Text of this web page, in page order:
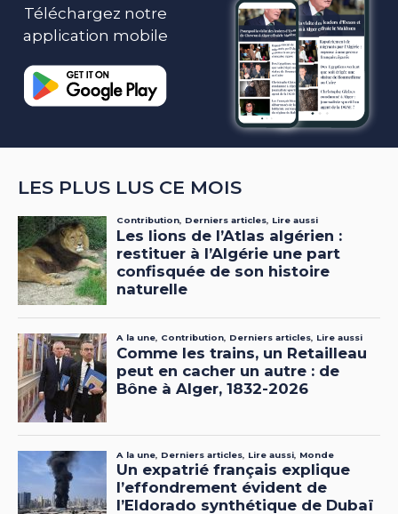
Téléchargez notre
application mobile
LES PLUS LUS CE MOIS